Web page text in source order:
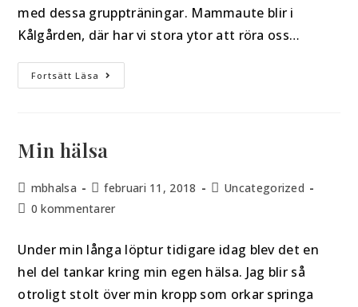
med dessa gruppträningar. Mammaute blir i
Kålgården, där har vi stora ytor att röra oss…
Fortsätt Läsa
Min hälsa
mbhalsa februari 11, 2018
Uncategorized
0 kommentarer
Under min långa löptur tidigare idag blev det en
hel del tankar kring min egen hälsa. Jag blir så
otroligt stolt över min kropp som orkar springa